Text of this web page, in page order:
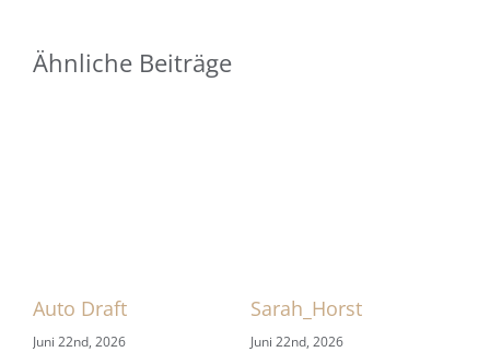
Ähnliche Beiträge
Auto Draft
Juni 22nd, 2026
Sarah_Horst
Juni 22nd, 2026